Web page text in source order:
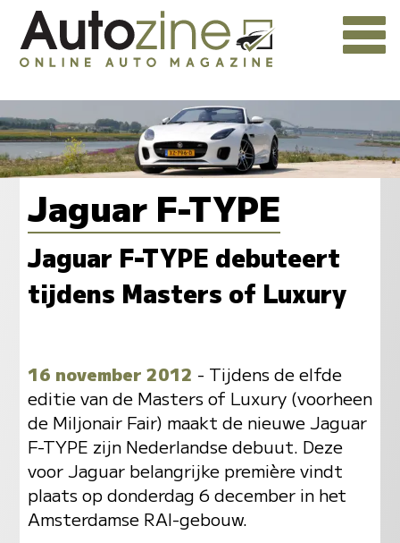
Jaguar F-TYPE
Jaguar F-TYPE debuteert
tijdens Masters of Luxury
16 november 2012 - Tijdens de elfde
editie van de Masters of Luxury (voorheen
de Miljonair Fair) maakt de nieuwe Jaguar
F-TYPE zijn Nederlandse debuut. Deze
voor Jaguar belangrijke première vindt
plaats op donderdag 6 december in het
Amsterdamse RAI-gebouw.